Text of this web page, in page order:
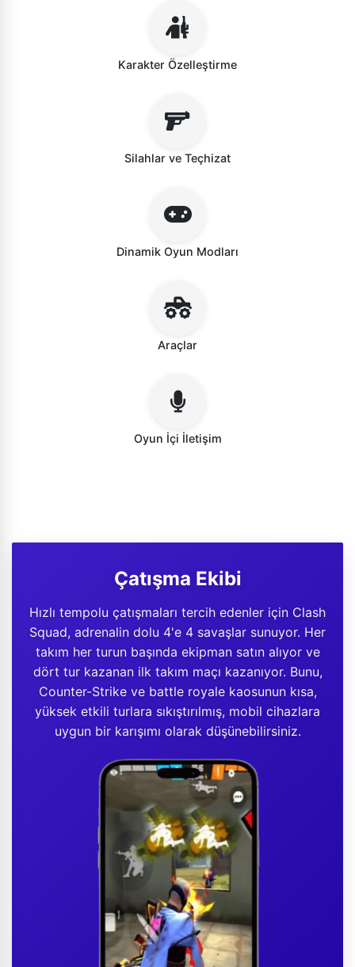
Karakter Özelleştirme
Silahlar ve Teçhizat
Dinamik Oyun Modları
Araçlar
Oyun İçi İletişim
Çatışma Ekibi
Hızlı tempolu çatışmaları tercih edenler için Clash
Squad, adrenalin dolu 4'e 4 savaşlar sunuyor. Her
takım her turun başında ekipman satın alıyor ve
dört tur kazanan ilk takım maçı kazanıyor. Bunu,
Counter-Strike ve battle royale kaosunun kısa,
yüksek etkili turlara sıkıştırılmış, mobil cihazlara
uygun bir karışımı olarak düşünebilirsiniz.